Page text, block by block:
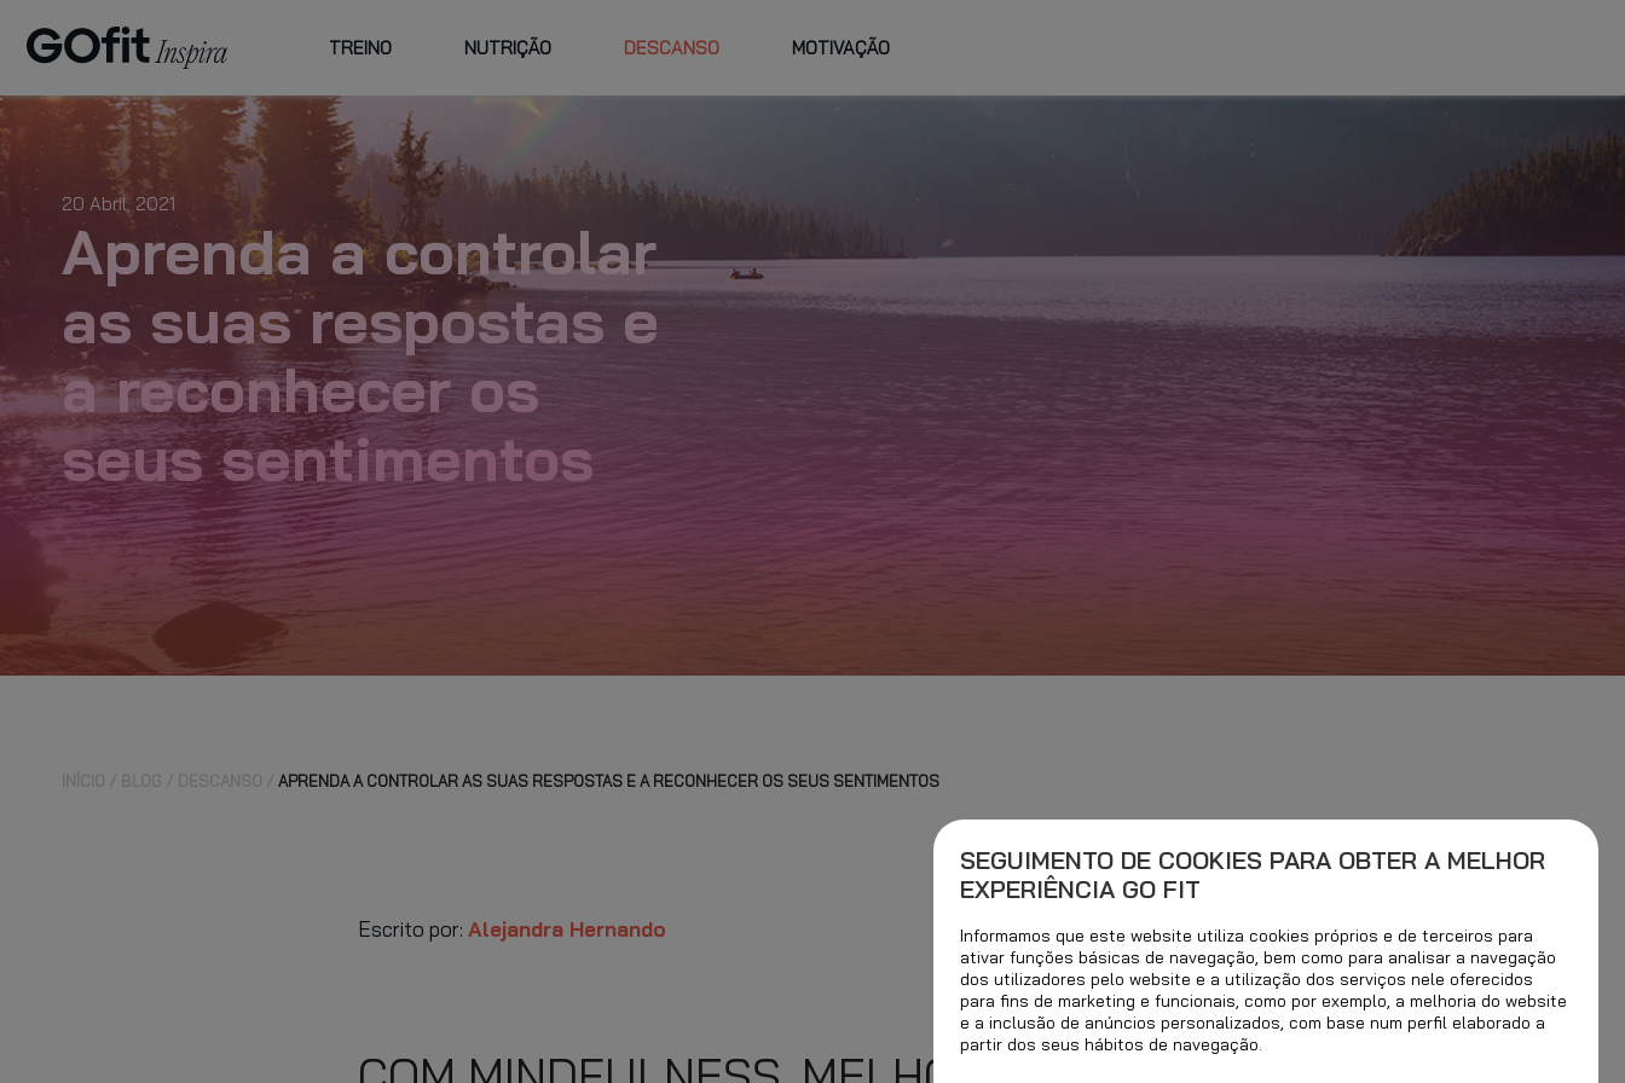
TREINO NUTRIÇÃO DESCANSO MOTIVAÇÃO
ESCOLHA
GOFIT
FAMILY
CENTROS E
PREÇOS
FAQ
TRABALHE
LIVRO DE
POLÍTICAS
CONDIÇÕES
UTILIZAÇÃO
planos de
acompanhamento
VER MAIS
PLANO PLUS
20 Abril, 2021
Aprenda a controlar
as suas respostas e
a reconhecer os
seus sentimentos
INÍCIO BLOG DESCANSO APRENDA A CONTROLAR AS SUAS RESPOSTAS E A RECONHECER OS SEUS SENTIMENTOS
Escrito por: Alejandra Hernando
SEGUIMENTO DE COOKIES PARA OBTER A MELHOR
EXPERIÊNCIA GO FIT
Informamos que este website utiliza cookies próprios e de terceiros para
ativar funções básicas de navegação, bem como para analisar a navegação
dos utilizadores pelo website e a utilização dos serviços nele oferecidos
para fins de marketing e funcionais, como por exemplo, a melhoria do website
e a inclusão de anúncios personalizados, com base num perfil elaborado a
partir dos seus hábitos de navegação.